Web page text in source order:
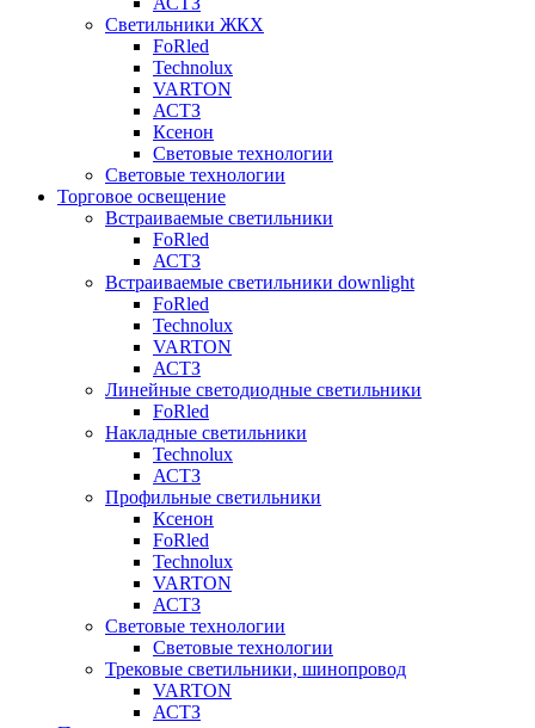
Светильники ЖКХ
FoRled
Technolux
VARTON
АСТЗ
Ксенон
Световые технологии
Световые технологии
Торговое освещение
Встраиваемые светильники
FoRled
АСТЗ
Встраиваемые светильники downlight
FoRled
Technolux
VARTON
АСТЗ
Линейные светодиодные светильники
FoRled
Накладные светильники
Technolux
АСТЗ
Профильные светильники
Ксенон
FoRled
Technolux
VARTON
АСТЗ
Световые технологии
Световые технологии
Трековые светильники, шинопровод
VARTON
АСТЗ